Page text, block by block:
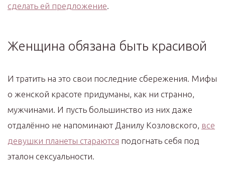
сделать ей предложение
Женщина обязана быть красивой
И тратить на это свои последние сбережения. Мифы
о женской красоте придуманы, как ни странно,
мужчинами. И пусть большинство из них даже
отдалённо не напоминают Данилу Козловского, все
девушки планеты стараются подогнать себя под
эталон сексуальности.